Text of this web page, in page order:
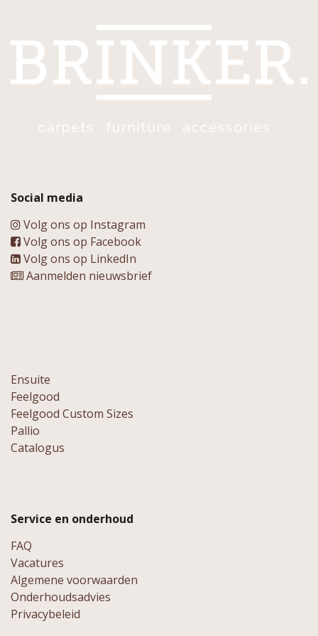
Social media
Volg ons op Instagram
Volg ons op Facebook
Volg ons op LinkedIn
Aanmelden nieuwsbrief
Service en onderhoud
FAQ
Vacatures
Algemene voorwaarden
Onderhoudsadvies
Privacybeleid
Ensuite
Feelgood
Feelgood Custom Sizes
Pallio
Catalogus